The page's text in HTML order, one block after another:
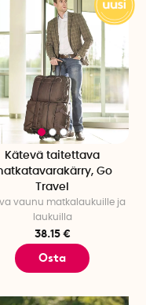
Kätevä taitettava
Go
Travel
vaunu matkalaukuille ja
laukuilla
38.15 €
Osta